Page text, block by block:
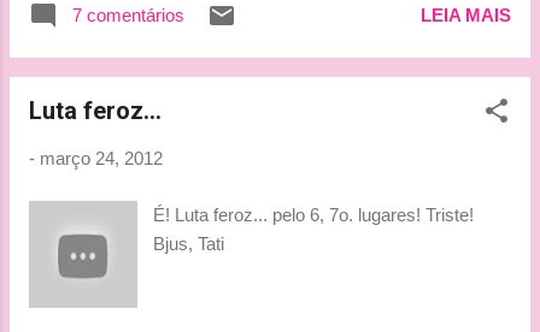
7 comentários LEIA MAIS
Luta feroz...
- março 24, 2012
É! Luta feroz... pelo 6, 7o. lugares! Triste!
Bjus, Tati